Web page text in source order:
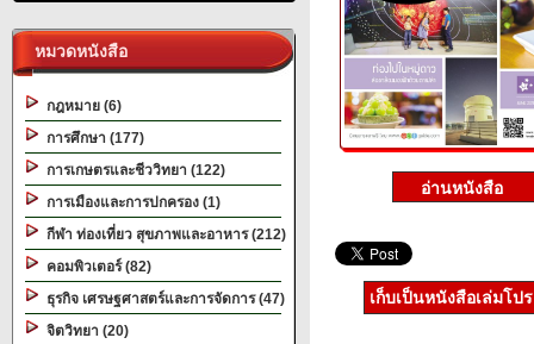
หมวดหนังสือ
กฎหมาย (6)
การศึกษา (177)
การเกษตรและชีววิทยา (122)
การเมืองและการปกครอง (1)
กีฬา ท่องเที่ยว สุขภาพและอาหาร (212)
คอมพิวเตอร์ (82)
ธุรกิจ เศรษฐศาสตร์และการจัดการ (47)
จิตวิทยา (20)
เก็บเป็นหนังสือเล่มโป